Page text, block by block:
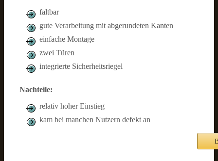
faltbar
gute Verarbeitung mit abgerundeten Kanten
einfache Montage
zwei Türen
integrierte Sicherheitsriegel
Nachteile:
relativ hoher Einstieg
kam bei manchen Nutzern defekt an